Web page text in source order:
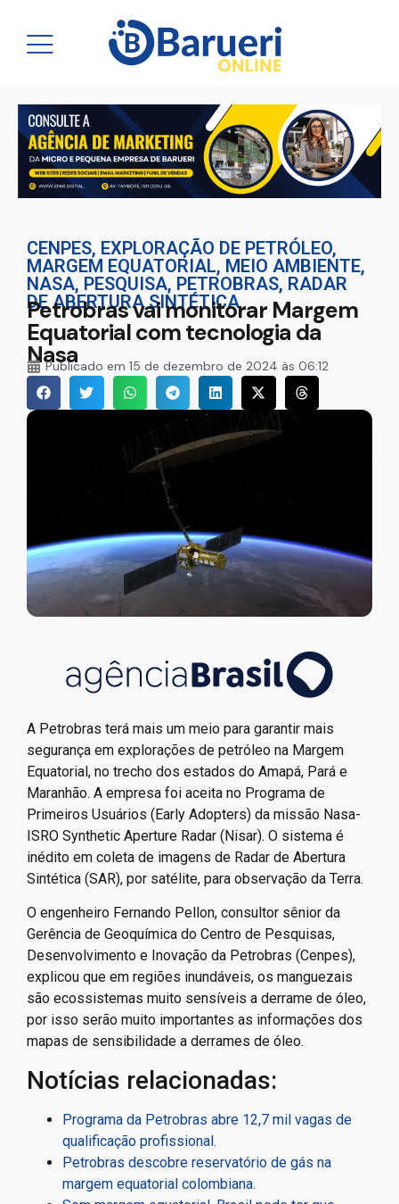
CENPES, EXPLORAÇÃO DE PETRÓLEO,
MARGEM EQUATORIAL, MEIO AMBIENTE,
NASA, PESQUISA, PETROBRAS, RADAR
DE ABERTURA SINTÉTICA
Petrobras vai monitorar Margem
Equatorial com tecnologia da
Nasa
Publicado em 15 de dezembro de 2024 às 06:12
A Petrobras terá mais um meio para garantir mais
segurança em explorações de petróleo na Margem
Equatorial, no trecho dos estados do Amapá, Pará e
Maranhão. A empresa foi aceita no Programa de
Primeiros Usuários (Early Adopters) da missão Nasa-
ISRO Synthetic Aperture Radar (Nisar). O sistema é
inédito em coleta de imagens de Radar de Abertura
Sintética (SAR), por satélite, para observação da Terra.
O engenheiro Fernando Pellon, consultor sênior da
Gerência de Geoquímica do Centro de Pesquisas,
Desenvolvimento e Inovação da Petrobras (Cenpes),
explicou que em regiões inundáveis, os manguezais
são ecossistemas muito sensíveis a derrame de óleo,
por isso serão muito importantes as informações dos
mapas de sensibilidade a derrames de óleo.
Notícias relacionadas:
Programa da Petrobras abre 12,7 mil vagas de
qualificação profissional.
Petrobras descobre reservatório de gás na
margem equatorial colombiana.